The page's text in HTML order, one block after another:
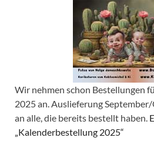
Wir nehmen schon Bestellungen
2025 an. Auslieferung
an alle, die bereits bestellt haben.
„Kalenderbestellung 2025“